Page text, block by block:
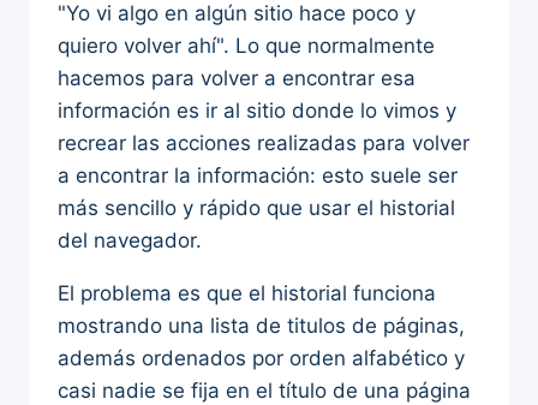
"Yo vi algo en algún sitio hace poco y
quiero volver ahí". Lo que normalmente
hacemos para volver a encontrar esa
información es ir al sitio donde lo vimos y
recrear las acciones realizadas para volver
a encontrar la información: esto suele ser
más sencillo y rápido que usar el historial
del navegador.
El problema es que el historial funciona
mostrando una lista de titulos de páginas,
además ordenados por orden alfabético y
casi nadie se fija en el título de una página